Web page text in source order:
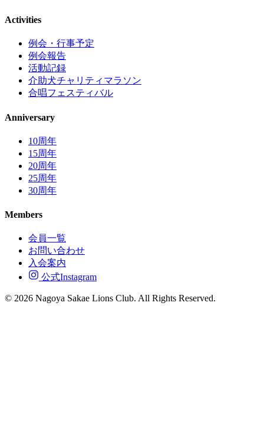
Activities
例会・行事予定
例会報告
活動記録
介助犬チャリティマラソン
合唱フェスティバル
Anniversary
10周年
15周年
20周年
25周年
30周年
Members
会員一覧
お問い合わせ
入会案内
公式Instagram
© 2026 Nagoya Sakae Lions Club. All Rights Reserved.